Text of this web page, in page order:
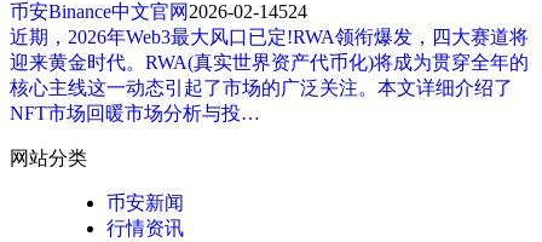
币安Binance中文官网2026-02-14524
近期，2026年Web3最大风口已定!RWA领衔爆发，四大赛道将
迎来黄金时代。RWA(真实世界资产代币化)将成为贯穿全年的
核心主线这一动态引起了市场的广泛关注。本文详细介绍了
NFT市场回暖市场分析与投…
网站分类
币安新闻
行情资讯